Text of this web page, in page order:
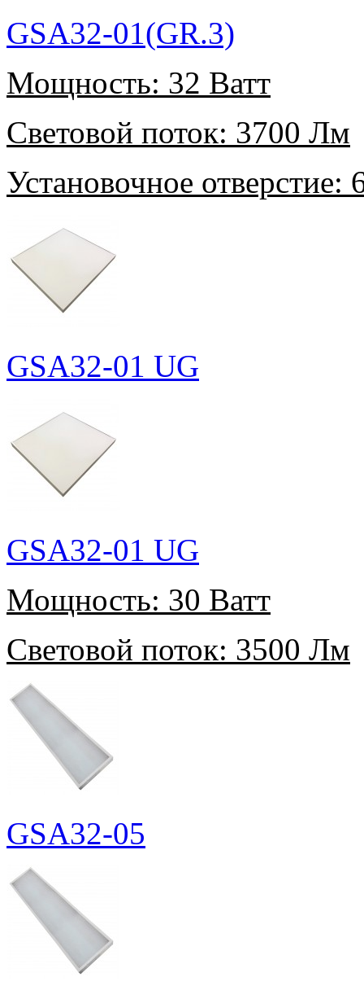
GSA32-01(GR.3)
Мощность: 32 Ватт
Световой поток: 3700 Лм
Установочное отверстие:
GSA32-01 UG
GSA32-01 UG
Мощность: 30 Ватт
Световой поток: 3500 Лм
GSA32-05